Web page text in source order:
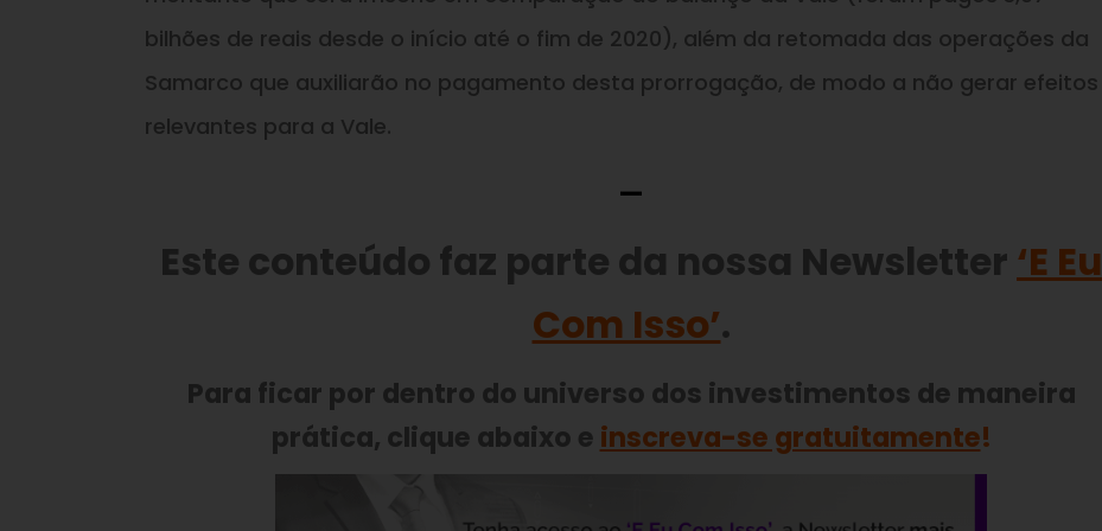
bilhões de reais desde o início até o fim de 2020), além da retomada das operações da
Samarco que auxiliarão no pagamento desta prorrogação, de modo a não gerar efeitos
relevantes para a Vale.
—
Este conteúdo faz parte da nossa Newsletter ‘E Eu
Com Isso’.
Para ficar por dentro do universo dos investimentos de maneira
prática, clique abaixo e inscreva-se gratuitamente!